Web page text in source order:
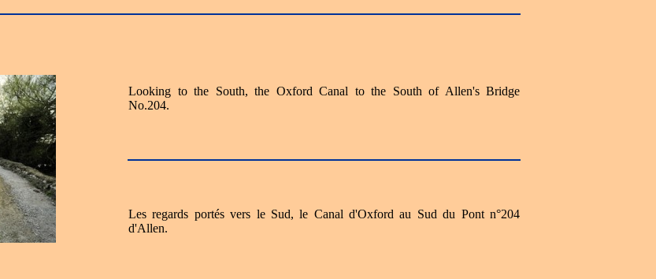
Looking to the South, the Oxford Canal to the South of Allen's Bridge
No.204.
Les regards portés vers le Sud, le Canal d'Oxford au Sud du Pont n°204
d'Allen.